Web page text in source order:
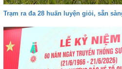
Trạm ra đa 28 huấn luyện giỏi, sẵn